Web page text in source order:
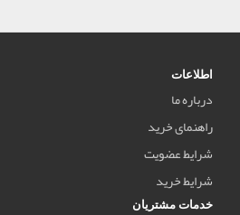
اطلاعات
درباره ما
راهنمای خرید
شرایط عضویت
شرایط خرید
خدمات مشتریان